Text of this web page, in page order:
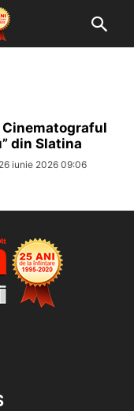
Cinematograful
din Slatina
26 iunie 2026 09:06